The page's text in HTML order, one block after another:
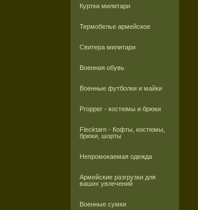
Куртки милитари
Термобелье армейское
Свитера милитари
Военная обувь
Военные футболки и майки
Propper - костюмы и брюки
Flecktarn - Кофты, костюмы,
брюки, шорты
Непромокаемая одежда
Армейские разгрузки для
ваших увлечений
Военные сумки